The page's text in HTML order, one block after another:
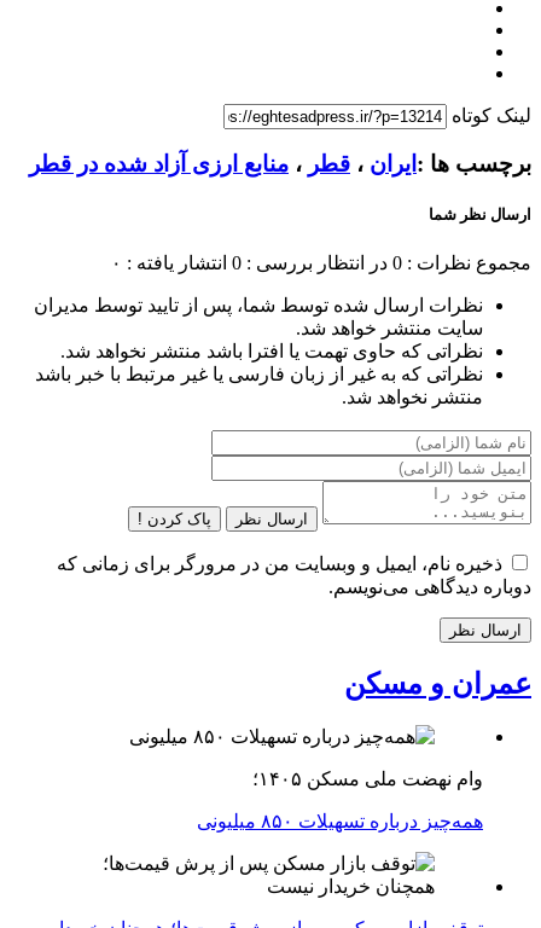
لینک کوتاه
برچسب ها : ایران ، قطر ، منابع ارزی آزاد شده در قطر
ارسال نظر شما
مجموع نظرات : 0 در انتظار بررسی : 0 انتشار یافته : ۰
نظرات ارسال شده توسط شما، پس از تایید توسط مدیران
سایت منتشر خواهد شد.
نظراتی که حاوی تهمت یا افترا باشد منتشر نخواهد شد.
نظراتی که به غیر از زبان فارسی یا غیر مرتبط با خبر باشد
منتشر نخواهد شد.
ارسال نظر پاک کردن !
ذخیره نام، ایمیل و وبسایت من در مرورگر برای زمانی که
دوباره دیدگاهی می‌نویسم.
عمران و مسکن
وام نهضت ملی مسکن ۱۴۰۵؛
همه‌چیز درباره تسهیلات ۸۵۰ میلیونی